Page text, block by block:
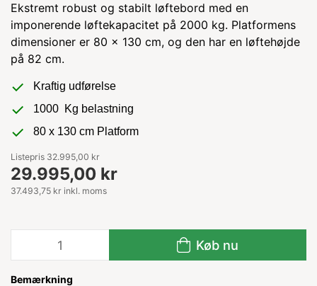
Ekstremt robust og stabilt løftebord med en
imponerende løftekapacitet på 2000 kg. Platformens
dimensioner er 80 x 130 cm, og den har en løftehøjde
på 82 cm.
Kraftig udførelse
1000 Kg belastning
80 x 130 cm Platform
Listepris 32.995,00 kr
29.995,00 kr
37.493,75 kr inkl. moms
Køb nu
Bemærkning